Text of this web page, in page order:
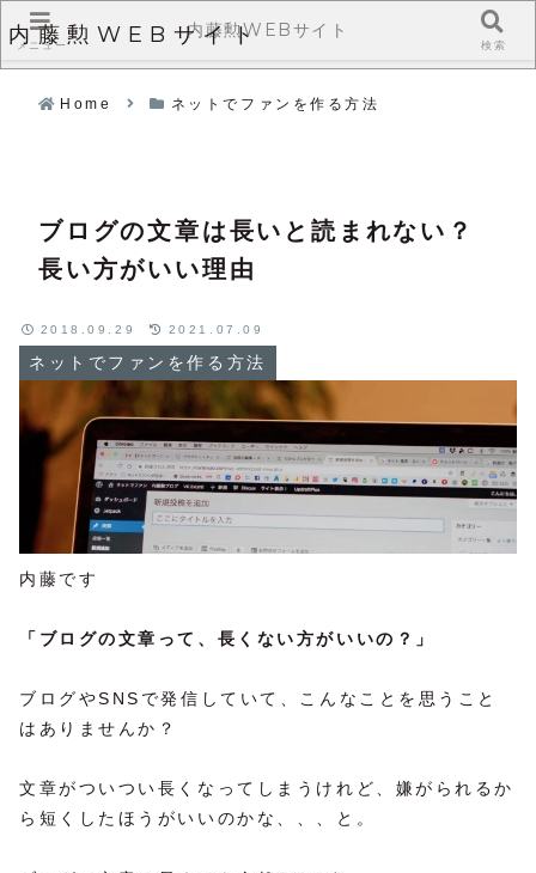
内藤勲WEBサイト
Home ネットでファンを作る方法
ブログの文章は長いと読まれない？
長い方がいい理由
ネットでファンを作る方法
2018.09.29 2021.07.09
内藤です
「ブログの文章って、長くない方がいいの？」
ブログやSNSで発信していて、こんなことを思うこと
はありませんか？
文章がついつい長くなってしまうけれど、嫌がられるか
ら短くしたほうがいいのかな、、、と。
メニュー
内藤勲WEBサイト
検索